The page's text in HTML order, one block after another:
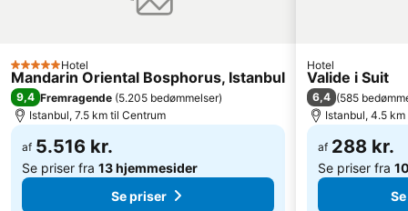
Levent Subway Station
Maltepe
Haydarpasa Limani
5 StjernerHotel
Mandarin Oriental Bosphorus, Istanbul
9,4 Fremragende (5.205 bedømmelser)
Istanbul, 7.5 km til Centrum
af 5.516 kr.
Se priser fra 13 hjemmesider
Se priser
Hotel
Valide i Suit
6,4 (585
Istanbul, 4.5
af 288 kr.
Se priser fra